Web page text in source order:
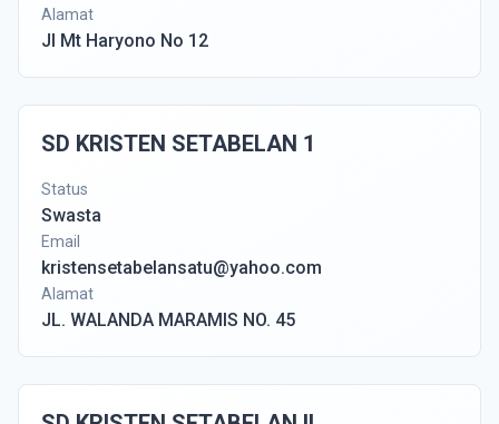
Alamat
Jl Mt Haryono No 12
SD KRISTEN SETABELAN 1
Status
Swasta
Email
kristensetabelansatu@yahoo.com
Alamat
JL. WALANDA MARAMIS NO. 45